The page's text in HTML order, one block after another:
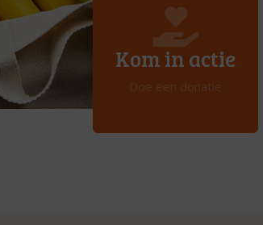
Kom in actie
Doe een donatie